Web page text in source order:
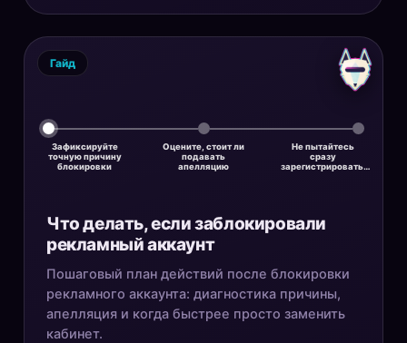
Зафиксируйте
точную причину
блокировки
Оцените, стоит ли
подавать
апелляцию
Не пытайтесь
сразу
зарегистрировать…
Гайд
Что делать, если заблокировали
рекламный аккаунт
Пошаговый план действий после блокировки
рекламного аккаунта: диагностика причины,
апелляция и когда быстрее просто заменить
кабинет.